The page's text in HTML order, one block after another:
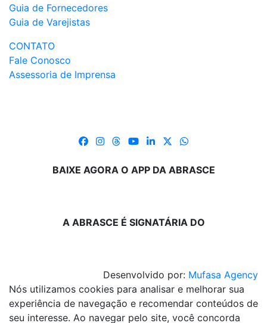
Guia de Fornecedores
Guia de Varejistas
CONTATO
Fale Conosco
Assessoria de Imprensa
BAIXE AGORA O APP DA ABRASCE
A ABRASCE É SIGNATÁRIA DO
Desenvolvido por: Mufasa Agency
Nós utilizamos cookies para analisar e melhorar sua
experiência de navegação e recomendar conteúdos de
seu interesse. Ao navegar pelo site, você concorda